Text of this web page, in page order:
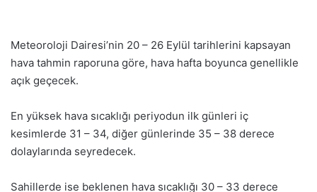
Meteoroloji Dairesi’nin 20 – 26 Eylül tarihlerini kapsayan
hava tahmin raporuna göre, hava hafta boyunca genellikle
açık geçecek.
En yüksek hava sıcaklığı periyodun ilk günleri iç
kesimlerde 31 – 34, diğer günlerinde 35 – 38 derece
dolaylarında seyredecek.
Sahillerde ise beklenen hava sıcaklığı 30 – 33 derece